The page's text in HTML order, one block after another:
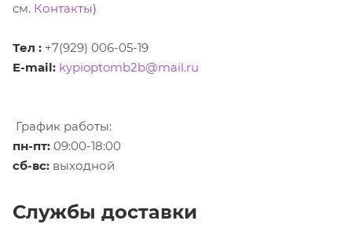
см. Контакты)
Тел : +7(929) 006-05-19
E-mail: kypioptomb2b@mail.ru
График работы:
пн-пт: 09:00-18:00
сб-вс: выходной
Службы доставки